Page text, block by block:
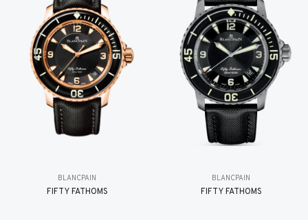
BLANCPAIN
FIFTY FATHOMS
BLANCPAIN
FIFTY FATHOMS